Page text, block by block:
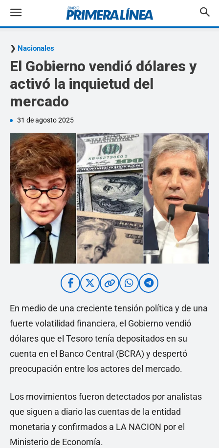
Nacionales
El Gobierno vendió dólares y
activó la inquietud del
mercado
31 de agosto 2025
En medio de una creciente tensión política y de una
fuerte volatilidad financiera, el Gobierno vendió
dólares que el Tesoro tenía depositados en su
cuenta en el Banco Central (BCRA) y despertó
preocupación entre los actores del mercado.
Los movimientos fueron detectados por analistas
que siguen a diario las cuentas de la entidad
monetaria y confirmados a LA NACION por el
Ministerio de Economía.